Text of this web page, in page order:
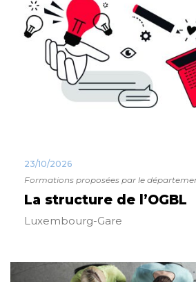
23/10/2026
Formations proposées par le
La structure de l’OGBL
Luxembourg-Gare